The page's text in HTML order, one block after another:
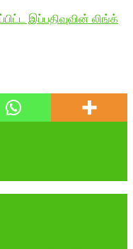
இப்பதிவுவின் லிங்க்